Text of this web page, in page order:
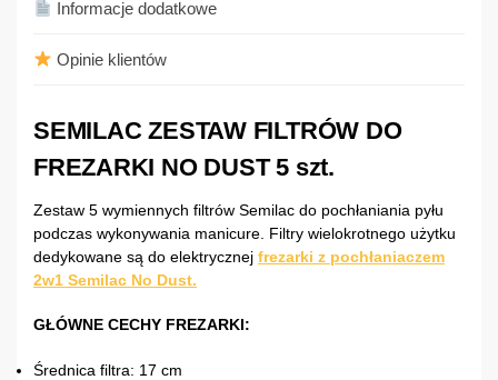
Informacje dodatkowe
Opinie klientów
SEMILAC ZESTAW FILTRÓW DO
FREZARKI NO DUST 5 szt.
Zestaw 5 wymiennych filtrów Semilac do pochłaniania pyłu
podczas wykonywania manicure. Filtry wielokrotnego użytku
dedykowane są do elektrycznej frezarki z pochłaniaczem
2w1 Semilac No Dust.
GŁÓWNE CECHY FREZARKI:
Średnica filtra: 17 cm